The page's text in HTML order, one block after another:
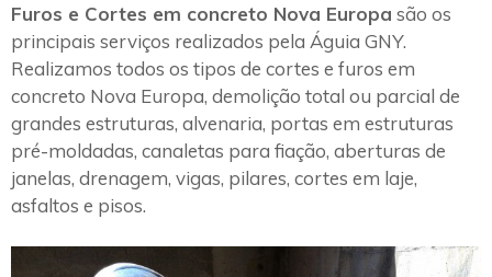
Furos e Cortes em concreto Nova Europa são os
principais serviços realizados pela Águia GNY.
Realizamos todos os tipos de cortes e furos em
concreto Nova Europa, demolição total ou parcial de
grandes estruturas, alvenaria, portas em estruturas
pré-moldadas, canaletas para fiação, aberturas de
janelas, drenagem, vigas, pilares, cortes em laje,
asfaltos e pisos.